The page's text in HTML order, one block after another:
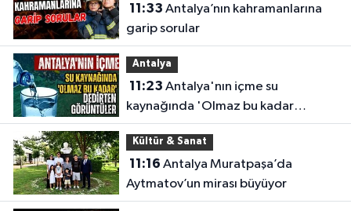
11:33
garip sorular
Antalya
11:23
kaynağında 'Olmaz bu kadar
'dedirten görüntüler
Kültür & Sanat
11:16
Aytmatov’un mirası büyüyor